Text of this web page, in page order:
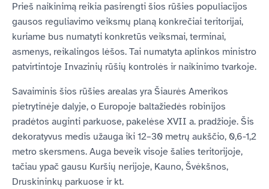
Prieš naikinimą reikia pasirengti šios rūšies populiacijos
gausos reguliavimo veiksmų planą konkrečiai teritorijai,
kuriame bus numatyti konkretūs veiksmai, terminai,
asmenys, reikalingos lėšos. Tai numatyta aplinkos ministro
patvirtintoje Invazinių rūšių kontrolės ir naikinimo tvarkoje.
Savaiminis šios rūšies arealas yra Šiaurės Amerikos
pietrytinėje dalyje, o Europoje baltažiedės robinijos
pradėtos auginti parkuose, pakelėse XVII a. pradžioje. Šis
dekoratyvus medis užauga iki 12–30 metrų aukščio, 0,6-1,2
metro skersmens. Auga beveik visoje šalies teritorijoje,
tačiau ypač gausu Kuršių nerijoje, Kauno, Švėkšnos,
Druskininkų parkuose ir kt.